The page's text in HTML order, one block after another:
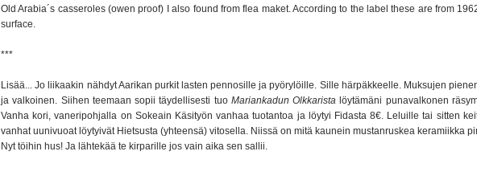
Old Arabia´s casseroles (owen proof) I also found from flea maket. According to the label these are from
surface.
***
Lisää... Jo liikaakin nähdyt Aarikan purkit lasten pennosille ja pyörylöille. Sille härpäkkeelle. Muksujen
ja valkoinen. Siihen teemaan sopii täydellisesti tuo Mariankadun Olkkarista löytämäni punavalkonen
Vanha kori, vaneripohjalla on Sokeain Käsityön vanhaa tuotantoa ja löytyi Fidasta 8€. Leluille tai sitten
vanhat uunivuoat löytyivät Hietsusta (yhteensä) vitosella. Niissä on mitä kaunein mustanruskea keramiikka
Nyt töihin hus! Ja lähtekää te kirparille jos vain aika sen sallii.